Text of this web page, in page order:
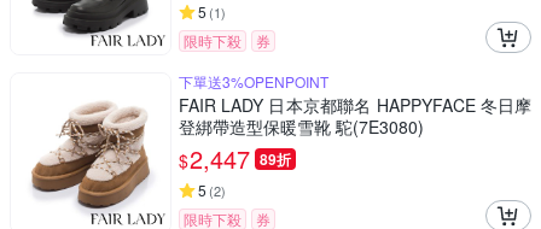
5 (1)
限時下殺
券
下單送3%OPENPOINT
FAIR LADY 日本京都聯名 HAPPYFACE 冬日摩
登綁帶造型保暖雪靴 駝(7E3080)
$2,447 89折
5 (2)
限時下殺 券